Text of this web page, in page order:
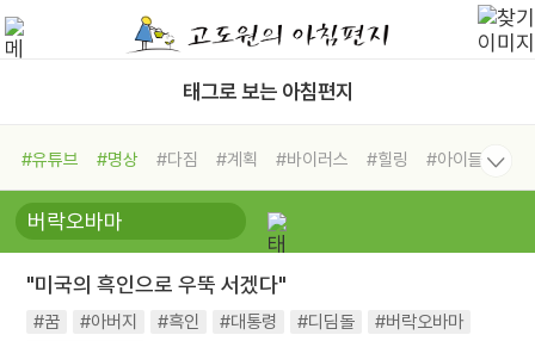
태그로 보는 아침편지
#유튜브 #명상 #다짐 #계획 #바이러스 #힐링
#아이들
#비전캠프
#독서캠프 #삶
#희망
#나눔 #친구 #링컨학교
#독서
#건강 #면역력
"미국의 흑인으로 우뚝 서겠다"
#꿈 #아버지 #흑인 #대통령 #디딤돌
#버락오바마